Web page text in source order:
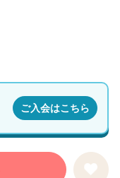
ご入会はこちら